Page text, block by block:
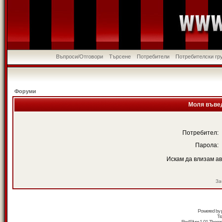
Въпроси/Отговори Търсене Потребители Потребителски
Форуми
Моля
Потребител:
Парола:
Искам да влизам
Powered by